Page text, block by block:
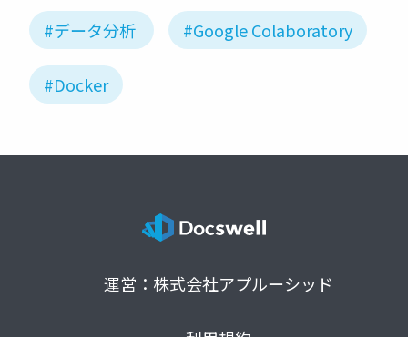
#データ分析 #Google Colaboratory
#Docker
運営：株式会社アプルーシッド